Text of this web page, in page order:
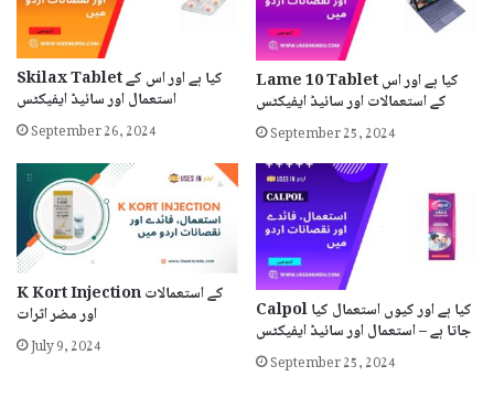
Skilax Tablet کیا ہے اور اس کے
استعمال اور سائیڈ ایفیکٹس
September 26, 2024
Lame 10 Tablet کیا ہے اور اس
کے استعمالات اور سائیڈ ایفیکٹس
September 25, 2024
K Kort Injection کے استعمالات
اور مضر اثرات
July 9, 2024
Calpol کیا ہے اور کیوں استعمال کیا
جاتا ہے – استعمال اور سائیڈ ایفیکٹس
September 25, 2024